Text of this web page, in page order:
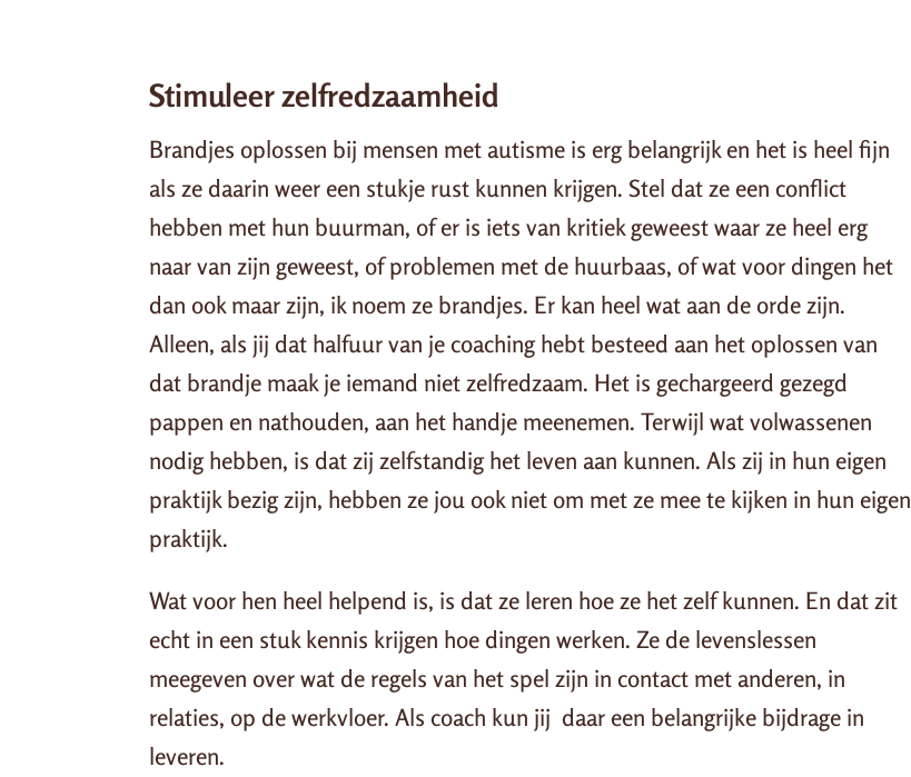
Stimuleer zelfredzaamheid
Brandjes oplossen bij mensen met autisme is erg belangrijk en het is heel fijn
als ze daarin weer een stukje rust kunnen krijgen. Stel dat ze een conflict
hebben met hun buurman, of er is iets van kritiek geweest waar ze heel erg
naar van zijn geweest, of problemen met de huurbaas, of wat voor dingen het
dan ook maar zijn, ik noem ze brandjes. Er kan heel wat aan de orde zijn.
Alleen, als jij dat halfuur van je coaching hebt besteed aan het oplossen van
dat brandje maak je iemand niet zelfredzaam. Het is gechargeerd gezegd
pappen en nathouden, aan het handje meenemen. Terwijl wat volwassenen
nodig hebben, is dat zij zelfstandig het leven aan kunnen. Als zij in hun eigen
praktijk bezig zijn, hebben ze jou ook niet om met ze mee te kijken in hun eigen
praktijk.
Wat voor hen heel helpend is, is dat ze leren hoe ze het zelf kunnen. En dat zit
echt in een stuk kennis krijgen hoe dingen werken. Ze de levenslessen
meegeven over wat de regels van het spel zijn in contact met anderen, in
relaties, op de werkvloer. Als coach kun jij daar een belangrijke bijdrage in
leveren.